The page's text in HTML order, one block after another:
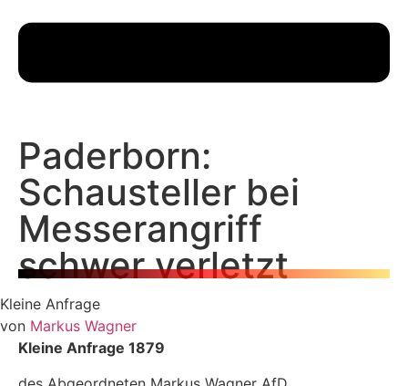
Paderborn:
Schausteller bei
Messerangriff
schwer verletzt
Kleine Anfrage
von Markus Wagner
Kleine Anfrage 1879